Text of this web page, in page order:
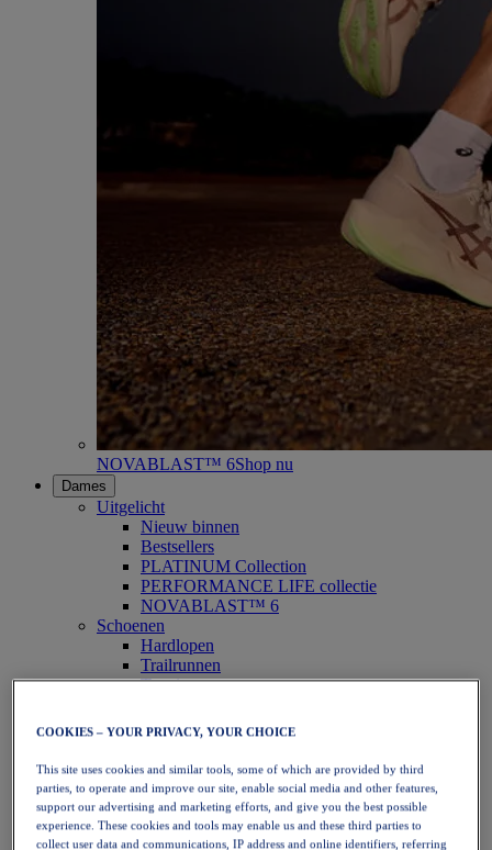
NOVABLAST™ 6Shop nu
Dames
Uitgelicht
Nieuw binnen
Bestsellers
PLATINUM Collection
PERFORMANCE LIFE collectie
NOVABLAST™ 6
Schoenen
Hardlopen
Trailrunnen
Tennis
Handbal
Netbal
SportStyle
Bovenkleding
Sport-bh's
Tanktops
COOKIES – YOUR PRIVACY, YOUR CHOICE
This site uses cookies and similar tools, some of which are provided by third
parties, to operate and improve our site, enable social media and other features,
support our advertising and marketing efforts, and give you the best possible
experience. These cookies and tools may enable us and these third parties to
collect user data and communications, IP address and online identifiers, referring